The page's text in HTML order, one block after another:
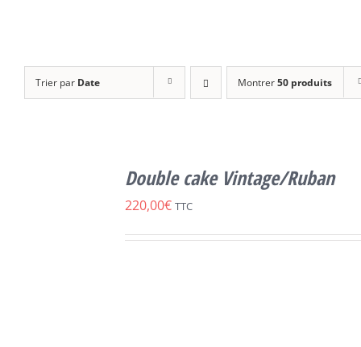
Trier par Date Montrer50 produits
Double cake Vintage/Ruban
220,00€ TTC